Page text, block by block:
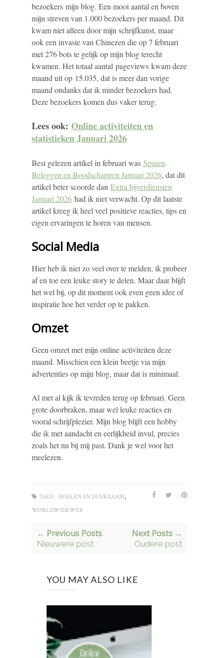
bezoekers mijn blog. Een mooi aantal en boven
mijn streven van 1.000 bezoekers per maand. Dit
kwam niet alleen door mijn schrijfkunst, maar
ook een invasie van Chinezen die op 7 februari
met 276 bots te gelijk op mijn blog terecht
kwamen. Het totaal aantal pageviews kwam deze
maand uit op 15.035, dat is meer dan vorige
maand ondanks dat ik minder bezoekers had.
Deze bezoekers komen dus vaker terug.
Lees ook: Online activiteiten en
statistieken Januari 2026
Best gelezen artikel in februari was Sparen,
Beleggen en Boodschappen Januari 2026, dat dit
artikel beter scoorde dan Extra bijverdiensten
Januari 2026 had ik niet verwacht. Op dit laatste
artikel kreeg ik heel veel positieve reacties, tips en
eigen ervaringen te horen van mensen.
Social Media
Hier heb ik niet zo veel over te melden, ik probeer
af en toe een leuke story te delen. Maar daar blijft
het wel bij, op dit moment ook even geen idee of
inspiratie hoe het verder op te pakken.
Omzet
Geen omzet met mijn online activiteiten deze
maand. Misschien een klein beetje via mijn
advertenties op mijn blog, maar dat is minimaal.
Al met al kijk ik tevreden terug op februari. Geen
grote doorbraken, maar wel leuke reacties en
vooral schrijfplezier. Mijn blog blijft een hobby
die ik met aandacht en eerlijkheid invul, precies
zoals het nu bij mij past. Dank je wel voor het
meelezen.
TAGS : DOELEN EN DUURZAAM,
WORLDWIDEWEB
← Previous Posts
Nieuwere post
Next Posts →
Oudere post
YOU MAY ALSO LIKE